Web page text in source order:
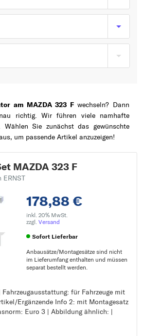
am MAZDA 323 Fwechseln? Dann
richtig. Wir führen viele namhafte
Wählen Sie zunächst das gewünschte
um passende Artikel anzuzeigen!
MAZDA 323 F
ERNST
178,88 €
inkl. 20% MwSt.
zzgl. Versand
Sofort Lieferbar
Anbausätze/Montagesätze sind nicht
im Lieferumfang enthalten und müssen
separat bestellt werden.
für Fahrzeuge mit
Ergänzende Info 2: mit Montagesatz
Euro 3 | Abbildung ähnlich: |
für Fahrzeuge mit OBD
Info 2: mit Montagesatz
Euro 3